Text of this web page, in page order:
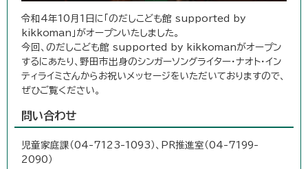
令和4年10月1日に「のだしこども館 supported by
kikkoman」がオープンいたしました。
今回、のだしこども館 supported by kikkomanがオープン
するにあたり、野田市出身のシンガーソングライター・ナオト・イン
ティライミさんからお祝いメッセージをいただいておりますので、
ぜひご覧ください。
問い合わせ
児童家庭課（04-7123-1093）、PR推進室（04-7199-
2090）